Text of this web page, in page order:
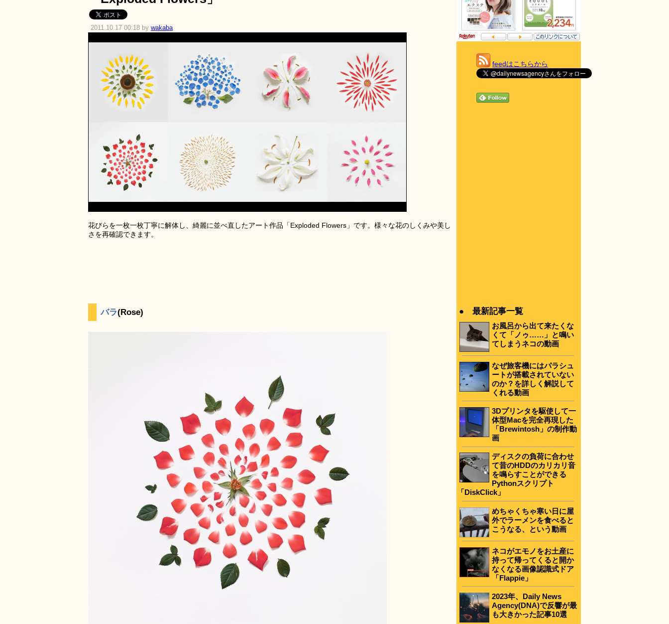
2011.10.17 00:18 by wakaba
花びらを一枚一枚丁寧に解体し、綺麗に並べ直したアート作品「Exploded Flowers」です。様々な花のしくみや美し
さを再確認できます。
バラ(Rose)
feedはこちらから
● 最新記事一覧
お風呂から出て来たくな
くて「ノゥ……」と鳴い
てしまうネコの動画
なぜ旅客機にはパラシュ
ートが搭載されていない
のか？を詳しく解説して
くれる動画
3Dプリンタを駆使して一
体型Macを完全再現した
「Brewintosh」の制作動
画
ディスクの負荷に合わせ
て昔のHDDのカリカリ音
を鳴らすことができる
Pythonスクリプト
「DiskClick」
めちゃくちゃ寒い日に屋
外でラーメンを食べると
こうなる、という動画
ネコがエモノをお土産に
持って帰ってくると開か
なくなる画像認識式ドア
「Flappie」
2023年、Daily News
Agency(DNA)で反響が最
も大きかった記事10選